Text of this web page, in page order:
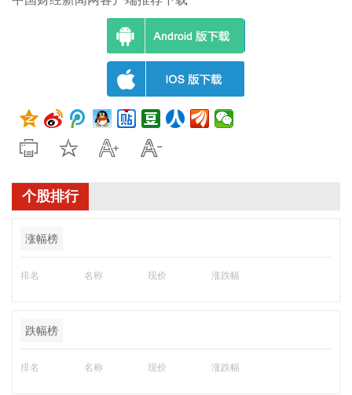
个股排行
涨幅榜
排名 名称 现价 涨跌幅
跌幅榜
排名 名称 现价 涨跌幅